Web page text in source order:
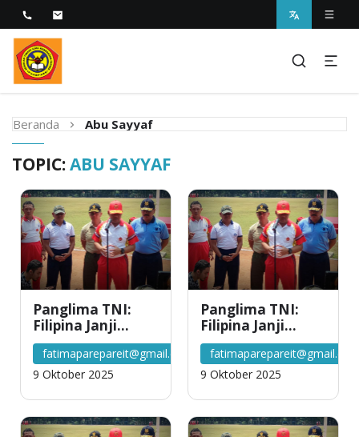
STIKES Fatima Parepare
Melayani dengan Kebijaksanaan Kasih
Beranda Abu Sayyaf
TOPIC:ABU SAYYAF
Panglima TNI:
Filipina Janji
Bebaskan Lima
WNI yang
Disandera Abu
fatimaparepareit@gmail.com
9 Oktober 2025
Panglima TNI:
Filipina Janji
Bebaskan Lima
WNI yang
Disandera Abu
9 Oktober 2025